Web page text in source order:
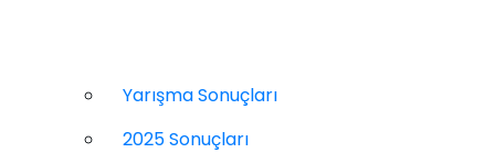
Yarışma Sonuçları
2025 Sonuçları